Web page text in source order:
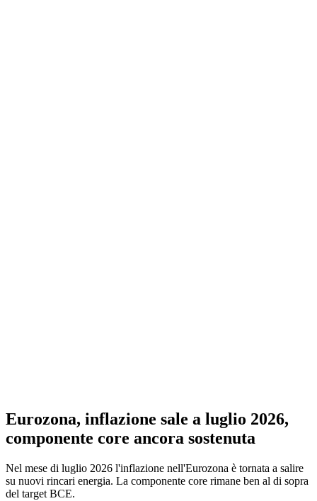
Eurozona, inflazione sale a luglio 2026,
componente core ancora sostenuta
Nel mese di luglio 2026 l'inflazione nell'Eurozona è tornata a salire
su nuovi rincari energia. La componente core rimane ben al di sopra
del target BCE.